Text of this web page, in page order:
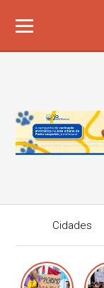
Cidades